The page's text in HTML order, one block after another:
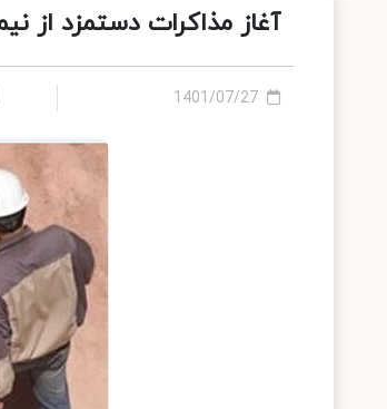
آغاز مذاکرات دستمزد از
1401/07/27